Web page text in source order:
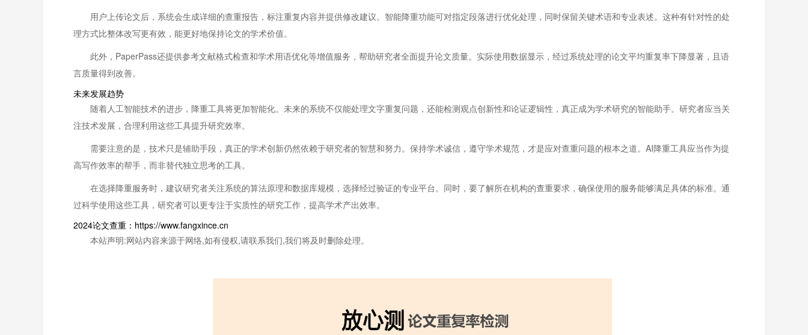
用户上传论文后，系统会生成详细的查重报告，标注重复内容并提供修改建议。智能降重功能可对指定段落进行优化处理，同时保留关键术语和专业表述。这种有针对性的处
理方式比整体改写更有效，能更好地保持论文的学术价值。
此外，PaperPass还提供参考文献格式检查和学术用语优化等增值服务，帮助研究者全面提升论文质量。实际使用数据显示，经过系统处理的论文平均重复率下降显著，且语
言质量得到改善。
未来发展趋势
随着人工智能技术的进步，降重工具将更加智能化。未来的系统不仅能处理文字重复问题，还能检测观点创新性和论证逻辑性，真正成为学术研究的智能助手。研究者应当关
注技术发展，合理利用这些工具提升研究效率。
需要注意的是，技术只是辅助手段，真正的学术创新仍然依赖于研究者的智慧和努力。保持学术诚信，遵守学术规范，才是应对查重问题的根本之道。AI降重工具应当作为提
高写作效率的帮手，而非替代独立思考的工具。
在选择降重服务时，建议研究者关注系统的算法原理和数据库规模，选择经过验证的专业平台。同时，要了解所在机构的查重要求，确保使用的服务能够满足具体的标准。通
过科学使用这些工具，研究者可以更专注于实质性的研究工作，提高学术产出效率。
2024论文查重：https://www.fangxince.cn
本站声明:网站内容来源于网络,如有侵权,请联系我们,我们将及时删除处理。